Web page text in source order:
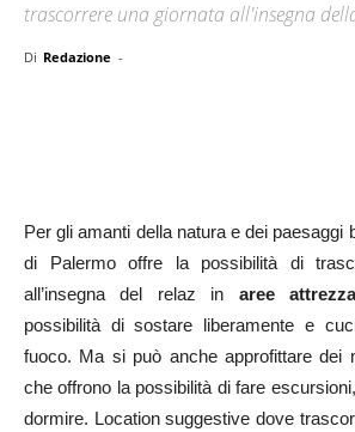
trascorrere una giornata all'insegna
Di Redazione -
Per gli amanti della natura e dei paesaggi
di Palermo offre la possibilità di
all’insegna del relaz in aree
possibilità di sostare liberamente e
fuoco. Ma si può anche approfittare dei
che offrono la possibilità di fare
dormire. Location suggestive dove